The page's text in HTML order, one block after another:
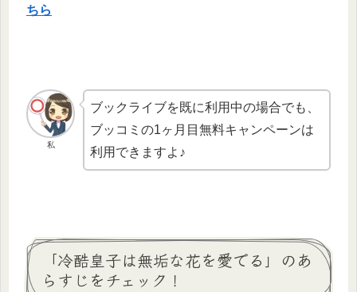
ちら
私
ブックライブを既に利用中の場合でも、
ブッコミの1ヶ月目無料キャンペーンは
利用できますよ♪
「冷酷皇子は無垢な花を愛でる」のあ
らすじをチェック！